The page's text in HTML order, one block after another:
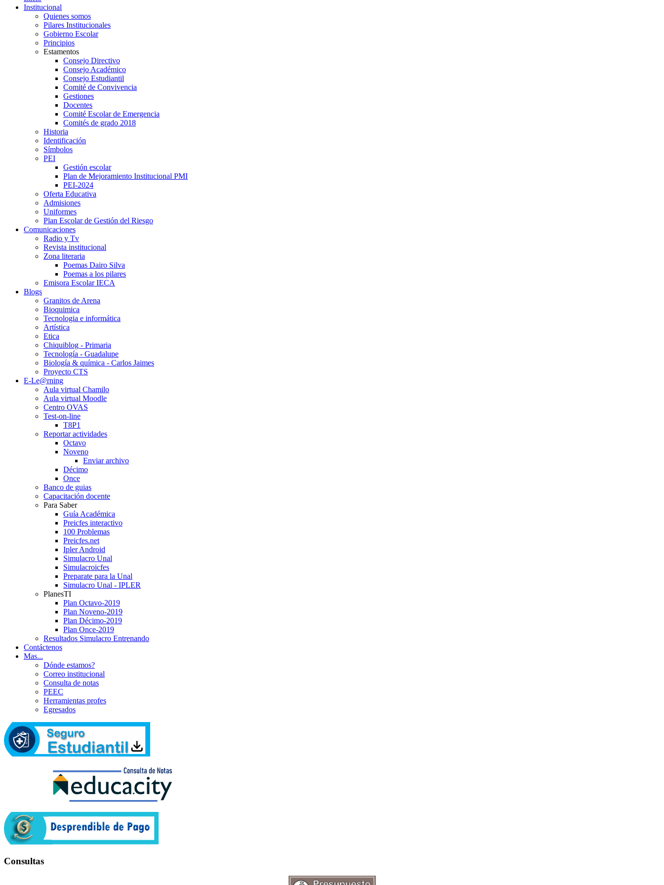
Institucional
Quienes somos
Pilares Institucionales
Gobierno Escolar
Principios
Estamentos
Consejo Directivo
Consejo Académico
Consejo Estudiantil
Comité de Convivencia
Gestiones
Docentes
Comité Escolar de Emergencia
Comités de grado 2018
Historia
Identificación
Símbolos
PEI
Gestión escolar
Plan de Mejoramiento Institucional PMI
PEI-2024
Oferta Educativa
Admisiones
Uniformes
Plan Escolar de Gestión del Riesgo
Comunicaciones
Radio y Tv
Revista institucional
Zona literaria
Poemas Dairo Silva
Poemas a los pilares
Emisora Escolar IECA
Blogs
Granitos de Arena
Bioquimica
Tecnologia e informática
Artística
Etica
Chiquiblog - Primaria
Tecnología - Guadalupe
Biología & química - Carlos Jaimes
Proyecto CTS
E-Le@rning
Aula virtual Chamilo
Aula virtual Moodle
Centro OVAS
Test-on-line
T8P1
Reportar actividades
Octavo
Noveno
Enviar archivo
Décimo
Once
Banco de guias
Capacitación docente
Para Saber
Guía Académica
Preicfes interactivo
100 Problemas
Preicfes.net
Ipler Android
Simulacro Unal
Simulacroicfes
Preparate para la Unal
Simulacro Unal - IPLER
PlanesTI
Plan Octavo-2019
Plan Noveno-2019
Plan Décimo-2019
Plan Once-2019
Resultados Simulacro Entrenando
Contáctenos
Mas...
Dónde estamos?
Correo institucional
Consulta de notas
PEEC
Herramientas profes
Egresados
Consultas